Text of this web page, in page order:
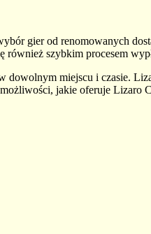
gier od renomowanych
szybkim procesem
miejscu i czasie.
jakie oferuje Lizaro